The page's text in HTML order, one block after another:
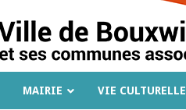
MAIRIE VIE CULTURELLE